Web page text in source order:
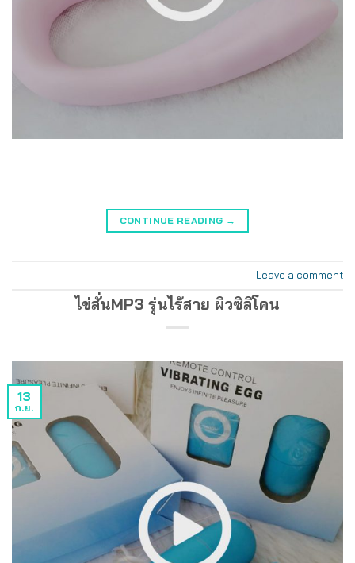
CONTINUE READING →
Leave a comment
ไข่สั่นMP3 รุ่นไร้สาย ผิวซิลิโคน
13
ก.ย.